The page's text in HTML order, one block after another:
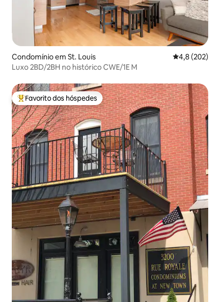
Condomínio em St. Louis Classificação
4,8 (202)
Luxo 2BD/2BH no histórico CWE/1E M
Favoritos dos hóspedes mais apreciados
Favorito dos hóspedes